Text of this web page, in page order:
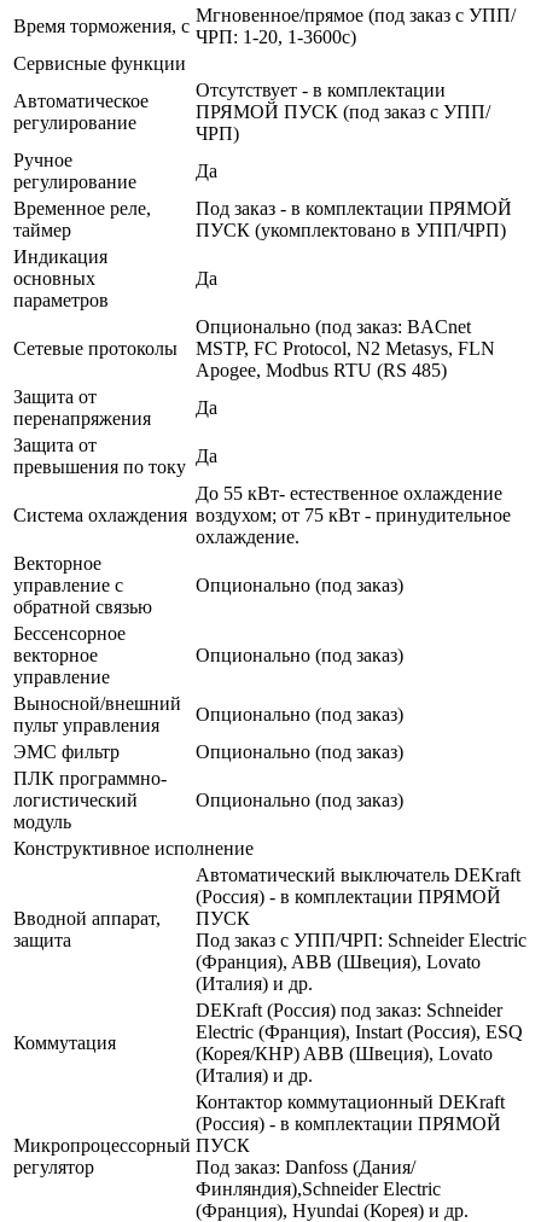
Время торможения, с
Мгновенное/прямое (под заказ с УПП/
ЧРП: 1-20, 1-3600с)
Сервисные функции
Автоматическое
регулирование
Отсутствует - в комплектации
ПРЯМОЙ ПУСК (под заказ с УПП/
ЧРП)
Ручное
регулирование
Да
Временное реле,
таймер
Под заказ - в комплектации ПРЯМОЙ
ПУСК (укомплектовано в УПП/ЧРП)
Индикация
основных
параметров
Да
Сетевые протоколы
Опционально (под заказ: BACnet
MSTP, FC Protocol, N2 Metasys, FLN
Apogee, Modbus RTU (RS 485)
Защита от
перенапряжения
Да
Защита от
превышения по току
Да
Система охлаждения
До 55 кВт- естественное охлаждение
воздухом; от 75 кВт - принудительное
охлаждение.
Векторное
управление с
обратной связью
Опционально (под заказ)
Бессенсорное
векторное
управление
Опционально (под заказ)
Выносной/внешний
пульт управления
Опционально (под заказ)
ЭМС фильтр
Опционально (под заказ)
ПЛК программно-
логистический
модуль
Опционально (под заказ)
Конструктивное исполнение
Вводной аппарат,
защита
Автоматический выключатель DEKraft
(Россия) - в комплектации ПРЯМОЙ
ПУСК
Под заказ с УПП/ЧРП: Schneider Electric
(Франция), ABB (Швеция), Lovato
(Италия) и др.
Коммутация
DEKraft (Россия) под заказ: Schneider
Electric (Франция), Instart (Россия), ESQ
(Корея/КНР) ABB (Швеция), Lovato
(Италия) и др.
Микропроцессорный
регулятор
Контактор коммутационный DEKraft
(Россия) - в комплектации ПРЯМОЙ
ПУСК
Под заказ: Danfoss (Дания/
Финляндия),Schneider Electric
(Франция), Hyundai (Корея) и др.